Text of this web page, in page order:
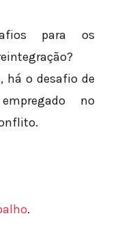
para os
há o desafio de
no
.